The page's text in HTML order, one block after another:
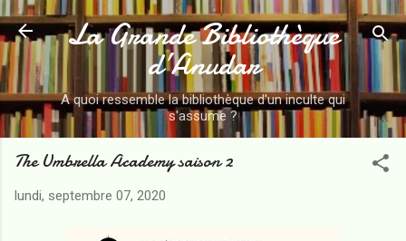
Accéder au contenu principal
La Grande Bibliothèque
d’Anudar
A quoi ressemble la bibliothèque d'un inculte qui
s'assume ?
The Umbrella Academy saison 2
lundi, septembre 07, 2020